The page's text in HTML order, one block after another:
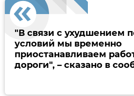
"В связи с ухудшением
условий мы временно
приостанавливаем
дороги", – сказано в